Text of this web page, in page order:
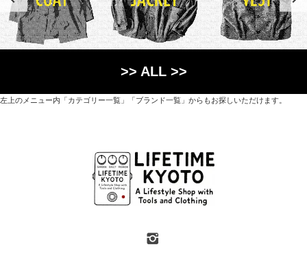
>> ALL >>
左上のメニュー内「カテゴリー一覧」「ブランド一覧」からもお探しいただけます。
オリジナルを含むファッションアイテムが中心の
京都・紫野にあるライフスタイルショップです。
京都府京都市北区紫野上築山町21（1階と2階）
定休日 / 水・日曜